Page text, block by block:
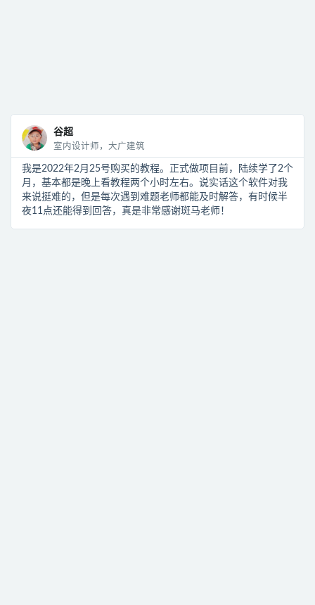
谷超
室内设计师，大广建筑
我是2022年2月25号购买的教程。正式做项目前，陆续学了2个
月，基本都是晚上看教程两个小时左右。说实话这个软件对我
来说挺难的，但是每次遇到难题老师都能及时解答，有时候半
夜11点还能得到回答，真是非常感谢斑马老师！